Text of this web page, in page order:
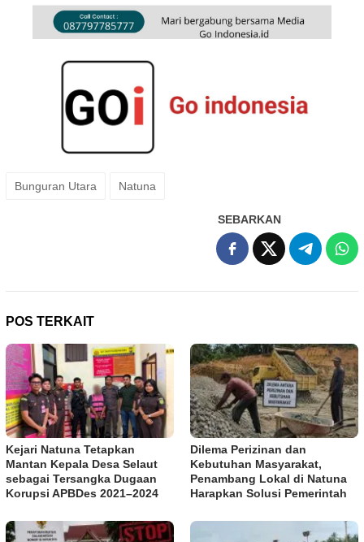
Bunguran Utara Natuna
SEBARKAN
POS TERKAIT
Kejari Natuna Tetapkan
Mantan Kepala Desa Selaut
sebagai Tersangka Dugaan
Korupsi APBDes 2021–2024
Dilema Perizinan dan
Kebutuhan Masyarakat,
Penambang Lokal di Natuna
Harapkan Solusi Pemerintah